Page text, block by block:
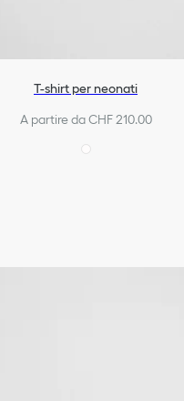
T-shirt per neonati
A partire da CHF 210.00